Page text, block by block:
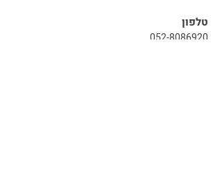
טלפון
052-8086920